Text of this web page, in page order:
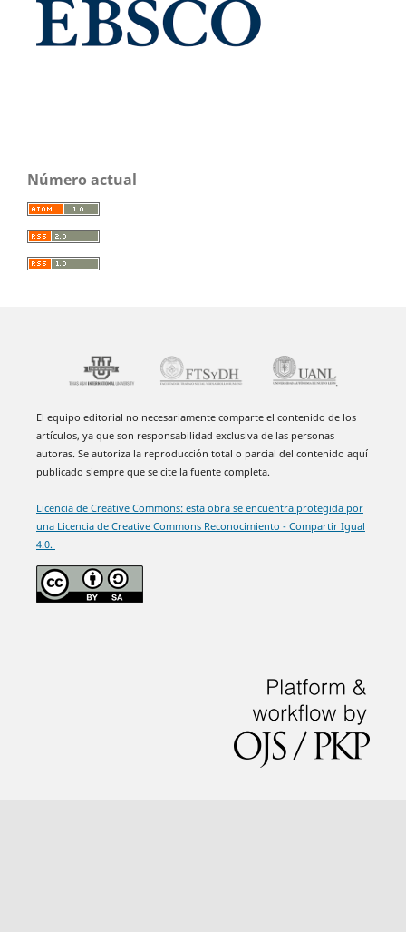
Número actual
El equipo editorial no necesariamente comparte el contenido de los
artículos, ya que son responsabilidad exclusiva de las personas
autoras. Se autoriza la reproducción total o parcial del contenido aquí
publicado siempre que se cite la fuente completa.
Licencia de Creative Commons: esta obra se encuentra protegida por
una Licencia de Creative Commons Reconocimiento - Compartir Igual
4.0.